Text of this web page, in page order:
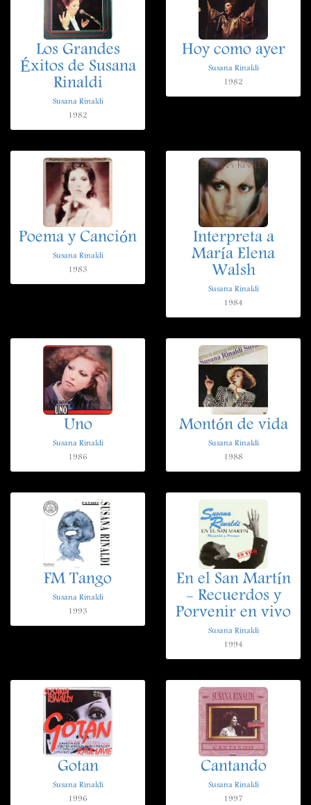
Los Grandes
Éxitos de Susana
Rinaldi
Susana Rinaldi
1982
Hoy como ayer
Susana Rinaldi
1982
Poema y Canción
Susana Rinaldi
1983
Interpreta a
María Elena
Walsh
Susana Rinaldi
1984
Uno
Susana Rinaldi
1986
Montón de vida
Susana Rinaldi
1988
FM Tango
Susana Rinaldi
1993
En el San Martín
- Recuerdos y
Porvenir en vivo
Susana Rinaldi
1994
Gotan
Susana Rinaldi
1996
Cantando
Susana Rinaldi
1997